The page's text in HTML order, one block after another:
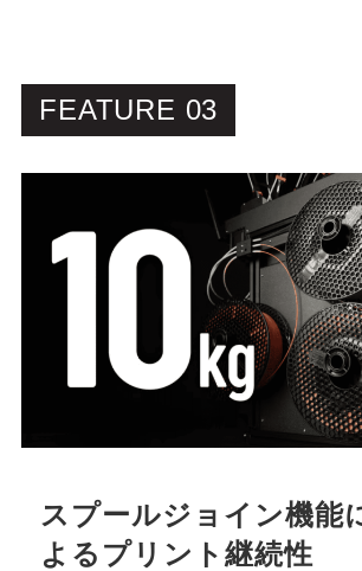
FEATURE 03
スプールジョイン機能
よる プリント継続性